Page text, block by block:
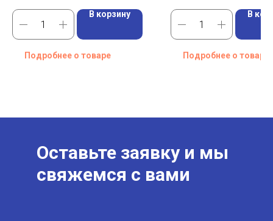
В корзину
Подробнее о товаре
В
Подробнее о товаре
Оставьте заявку и мы
свяжемся с вами